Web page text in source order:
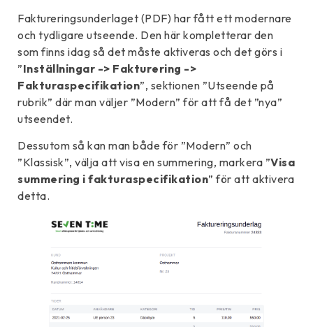
Faktureringsunderlaget (PDF) har fått ett modernare
och tydligare utseende. Den här kompletterar den
som finns idag så det måste aktiveras och det görs i
”Inställningar -> Fakturering ->
Fakturaspecifikation”, sektionen ”Utseende på
rubrik” där man väljer ”Modern” för att få det ”nya”
utseendet.
Dessutom så kan man både för ”Modern” och
”Klassisk”, välja att visa en summering, markera ”Visa
summering i fakturaspecifikation” för att aktivera
detta.